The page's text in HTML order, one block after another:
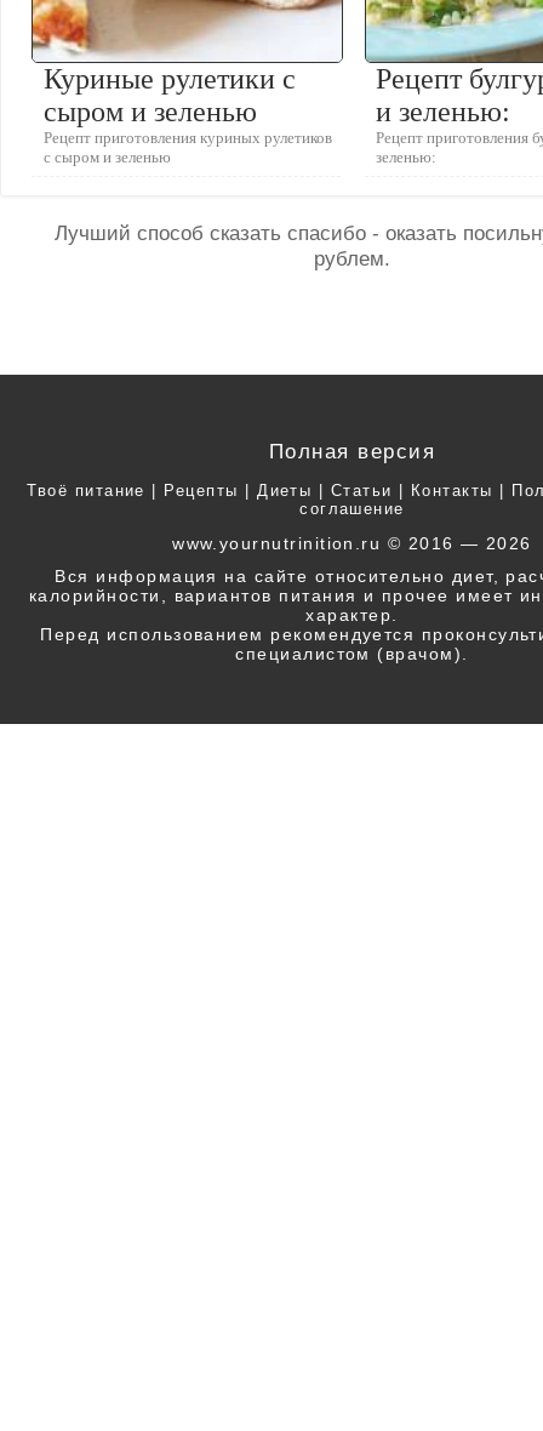
Куриные рулетики с
сыром и зеленью
Рецепт приготовления куриных рулетиков
с сыром и зеленью
Рецепт
и зеленью:
Рецепт приготовления
зеленью:
Лучший способ сказать спасибо - оказать
рублем.
Полная версия
Твоё питание | Рецепты | Диеты | Статьи | Контакты |
соглашение
www.yournutrinition.ru © 2016 — 2026
Вся информация на сайте относительно диет,
калорийности, вариантов питания и прочее имеет
характер.
Перед использованием рекомендуется
специалистом (врачом).